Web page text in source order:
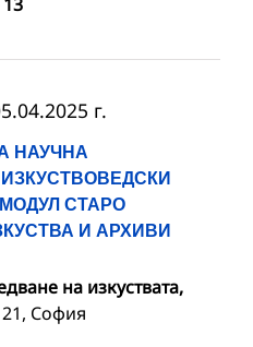
НАУЧНА
СТАРО
И АРХИВИ
г.
на изкуствата,
21, София